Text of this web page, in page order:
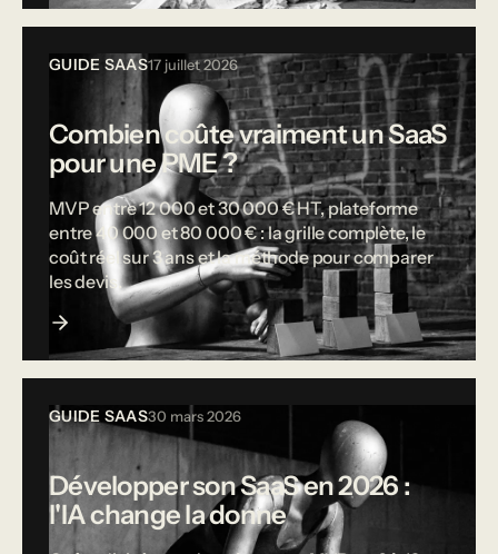
GUIDE SAAS17 juillet 2026
Combien coûte vraiment un SaaS
pour une PME ?
MVP entre 12 000 et 30 000 € HT, plateforme
entre 40 000 et 80 000 € : la grille complète, le
coût réel sur 3 ans et la méthode pour comparer
les devis.
GUIDE SAAS30 mars 2026
Développer son SaaS en 2026 :
l'IA change la donne